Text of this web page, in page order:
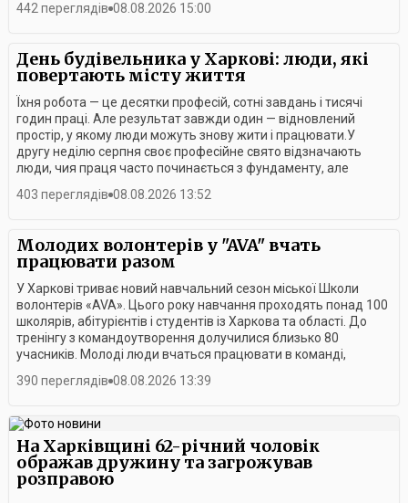
442 переглядів 08.08.2026 15:00
День будівельника у Харкові: люди, які
повертають місту життя
Їхня робота — це десятки професій, сотні завдань і тисячі
годин праці. Але результат завжди один — відновлений
простір, у якому люди можуть знову жити і працювати.У
другу неділю серпня своє професійне свято відзначають
люди, чия праця часто починається з фундаменту, але
будівельника для Харкова — це не лише професійне свято, а
особлива місія — відновлювати Харків, що зазнав численних
руйнувань через російську агресію. Війна змінила їхню
роботу: додала нових завдань, складних умов і
відповідальності. Та попри все вони продовжують
працювати — заради міста та його людей.Для будівельника
результат роботи — це те, що можна побачити й до чого
можна доторкнутися. Будинок, який постав із фундаменту,
відновлена після обстрілу оселя, нова школа чи лікарня. За
кожним таким об’єктом — праця десятків людей різних
Ігор Терехов. Кращим представникам галузі вручили цінні
подарунки, грамоти виконавчого комітету та подяки міського
голови.Після офіційної частини на гостей свята чекала
музична програма. Будівельники змогли хоча б ненадовго
відволіктися від щоденних викликів, насолодитися творчістю
403 переглядів 08.08.2026 13:52
Молодих волонтерів у "AVA" вчать
працювати разом
У Харкові триває новий навчальний сезон міської Школи
волонтерів «AVA». Цього року навчання проходять понад 100
школярів, абітурієнтів і студентів із Харкова та області. До
тренінгу з командоутворення долучилися близько 80
учасників. Молоді люди вчаться працювати в команді,
друзів.Учасники розповідають, що заняття допомагають їм
навчання у вишах та активної громадської
діяльності.Організатори наголошують, що для волонтера
важливо не лише мати бажання допомагати, а й уміти
працювати в команді, знаходити компроміси та ефективно
взаємодіяти з людьми під час проведення міських заходів.У
390 переглядів 08.08.2026 13:39
На Харківщині 62-річний чоловік
ображав дружину та загрожував
розправою